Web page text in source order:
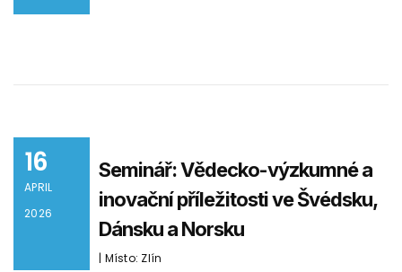
16
APRIL
2026
Seminář: Vědecko-výzkumné a
inovační příležitosti ve Švédsku,
Dánsku a Norsku
| Místo: Zlín